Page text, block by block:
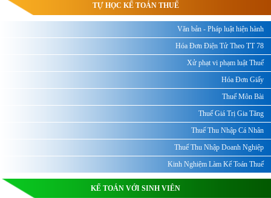
TỰ HỌC KẾ TOÁN THUẾ
Văn bản - Pháp luật hiện hành
Hóa Đơn Điện Tử Theo TT 78
Xử phạt vi phạm luật Thuế
Hóa Đơn Giấy
Thuế Môn Bài
Thuế Giá Trị Gia Tăng
Thuế Thu Nhập Cá Nhân
Thuế Thu Nhập Doanh Nghiệp
Kinh Nghiệm Làm Kế Toán Thuế
KẾ TOÁN VỚI SINH VIÊN